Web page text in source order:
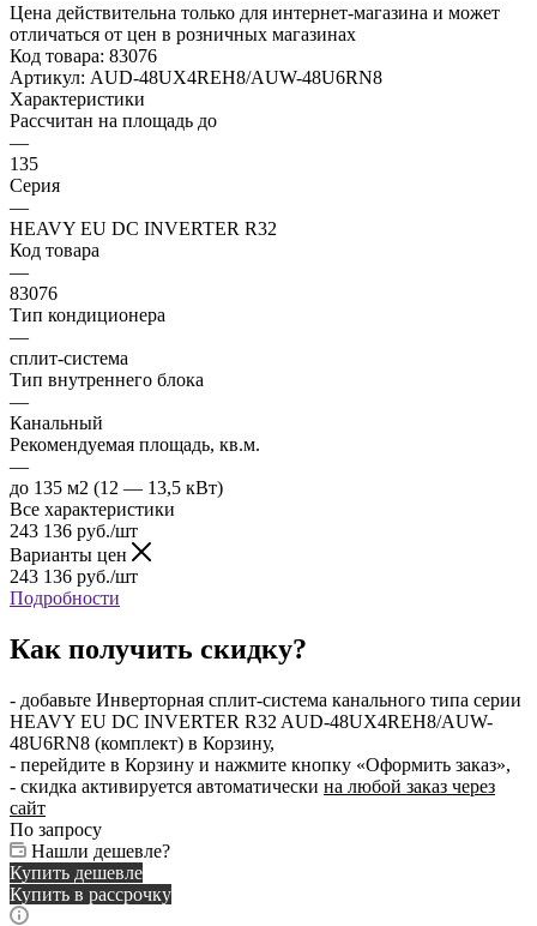
Цена действительна только для интернет-магазина и может
отличаться от цен в розничных магазинах
Код товара: 83076
Артикул: AUD-48UX4REH8/AUW-48U6RN8
Характеристики
Рассчитан на площадь до
—
135
Серия
—
HEAVY EU DC INVERTER R32
Код товара
—
83076
Тип кондиционера
—
сплит-система
Тип внутреннего блока
—
Канальный
Рекомендуемая площадь, кв.м.
—
до 135 м2 (12 — 13,5 кВт)
Все характеристики
243 136 руб./шт
Варианты цен
243 136 руб./шт
Подробности
Как получить скидку?
- добавьте Инверторная сплит-система канального типа серии
HEAVY EU DC INVERTER R32 AUD-48UX4REH8/AUW-
48U6RN8 (комплект) в Корзину,
- перейдите в Корзину и нажмите кнопку «Оформить заказ»,
- скидка активируется автоматически на любой заказ через
сайт
По запросу
Нашли дешевле?
Купить дешевле
Купить в рассрочку